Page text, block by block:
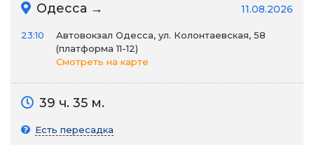
Одесса → 11.08.2026
23:10
Автовокзал Одесса, ул. Колонтаевская, 58
(платформа 11-12)
Смотреть на карте
39 ч. 35 м.
Есть пересадка